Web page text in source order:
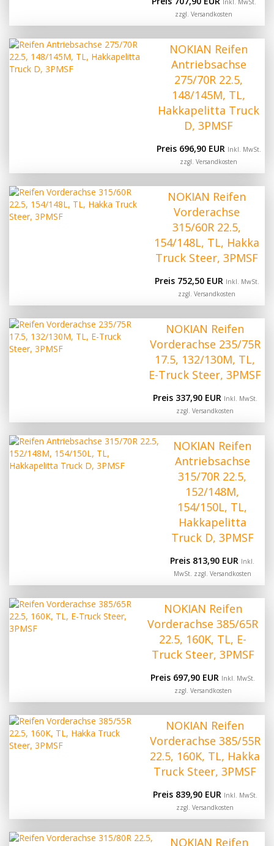
Inkl. MwSt.
zzgl.Versandkosten
NOKIAN Reifen
Antriebsachse
275/70R 22.5,
148/145M, TL,
Hakkapelitta Truck
D, 3PMSF
Preis 696,90 EUR Inkl. MwSt.
zzgl.Versandkosten
NOKIAN Reifen
Vorderachse
315/60R 22.5,
154/148L, TL, Hakka
Truck Steer, 3PMSF
Preis 752,50 EUR Inkl. MwSt.
zzgl.Versandkosten
NOKIAN Reifen
Vorderachse 235/75R
17.5, 132/130M, TL,
E-Truck Steer, 3PMSF
Preis 337,90 EUR Inkl. MwSt.
zzgl.Versandkosten
NOKIAN Reifen
Antriebsachse
315/70R 22.5,
152/148M,
154/150L, TL,
Hakkapelitta
Truck D, 3PMSF
Preis 813,90 EUR Inkl.
MwSt. zzgl. Versandkosten
NOKIAN Reifen
Vorderachse 385/65R
22.5, 160K, TL, E-
Truck Steer, 3PMSF
Preis 697,90 EUR Inkl. MwSt.
zzgl. Versandkosten
NOKIAN Reifen
Vorderachse 385/55R
22.5, 160K, TL, Hakka
Truck Steer, 3PMSF
Preis 839,90 EUR Inkl. MwSt.
zzgl.Versandkosten
NOKIAN Reifen